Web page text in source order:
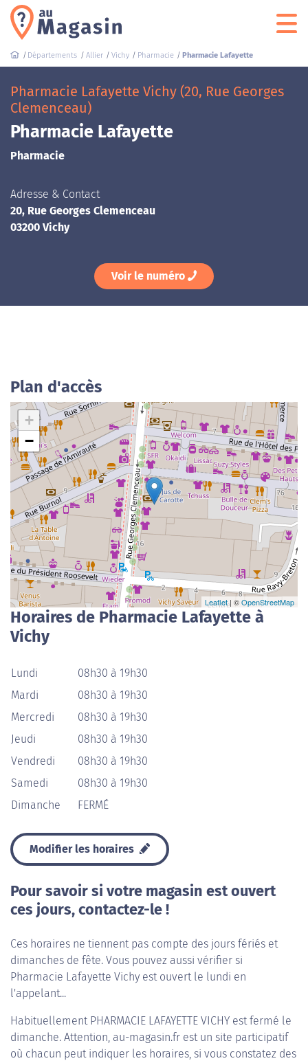
Départements Allier Vichy Pharmacie Pharmacie Lafayette
Pharmacie Lafayette Vichy (20, Rue Georges
Clemenceau)
Pharmacie Lafayette
Pharmacie
Adresse & Contact
20, Rue Georges Clemenceau
03200 Vichy
Voir le numéro
Plan d'accès
+
−
Leaflet| ©OpenStreetMap
Horaires de Pharmacie Lafayette à
Vichy
Lundi
08h30 à 19h30
Mardi
08h30 à 19h30
Mercredi
08h30 à 19h30
Jeudi
08h30 à 19h30
Vendredi
08h30 à 19h30
Samedi
08h30 à 19h30
Dimanche
FERMÉ
Modifier les horaires
Pour savoir si votre magasin est ouvert
ces jours, contactez-le !
Ces horaires ne tiennent pas compte des jours fériés et
dimanches de fête. Vous pouvez aussi vérifier si
Pharmacie Lafayette Vichy est ouvert le lundi en
l'appelant...
Habituellement PHARMACIE LAFAYETTE VICHY est fermé le
dimanche. Attention, au-magasin.fr est un site participatif
où chacun peut indiquer les horaires, si vous constatez des